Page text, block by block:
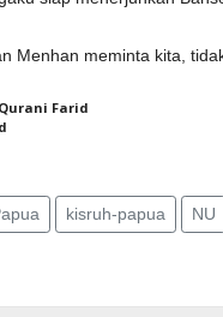
Menhan meminta kita,
Farid
kisruh-papua NU